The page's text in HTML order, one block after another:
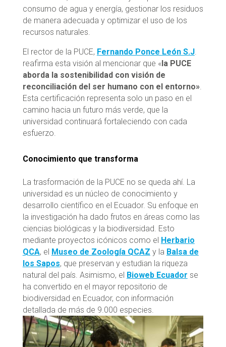
consumo de agua y energía, gestionar los residuos
de manera adecuada y optimizar el uso de los
recursos naturales.
El rector de la PUCE, Fernando Ponce León S.J.
reafirma esta visión al mencionar que «la PUCE
aborda la sostenibilidad con visión de
reconciliación del ser humano con el entorno».
Esta certificación representa solo un paso en el
camino hacia un futuro más verde, que la
universidad continuará fortaleciendo con cada
esfuerzo.
Conocimiento que transforma
La trasformación de la PUCE no se queda ahí. La
universidad es un núcleo de conocimiento y
desarrollo científico en el Ecuador. Su enfoque en
la investigación ha dado frutos en áreas como las
ciencias biológicas y la biodiversidad. Esto
mediante proyectos icónicos como el Herbario
QCA, el Museo de Zoología QCAZ y la Balsa de
los Sapos, que preservan y estudian la riqueza
natural del país. Asimismo, el Bioweb Ecuador se
ha convertido en el mayor repositorio de
biodiversidad en Ecuador, con información
detallada de más de 9.000 especies.